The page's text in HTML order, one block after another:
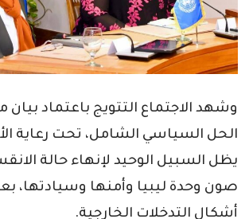
وشهد الاجتماع التتويج باعتماد
الحل السياسي الشامل، تحت رعاية
يظل السبيل الوحيد لإنهاء حالة
صون وحدة ليبيا وأمنها وسيادتها،
أشكال التدخلات الخارجية.